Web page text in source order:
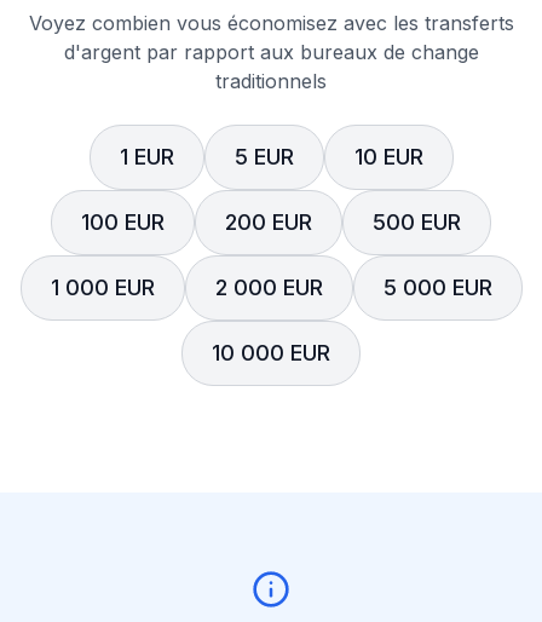
Voyez combien vous économisez avec les transferts
d'argent par rapport aux bureaux de change
traditionnels
1 EUR 5 EUR 10 EUR
100 EUR 200 EUR 500 EUR
1 000 EUR 2 000 EUR 5 000 EUR
10 000 EUR